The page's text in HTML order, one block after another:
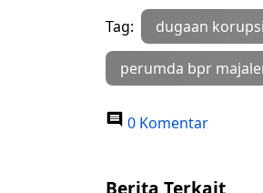
Tag: dugaan korupsi
perumda bpr
0 Komentar